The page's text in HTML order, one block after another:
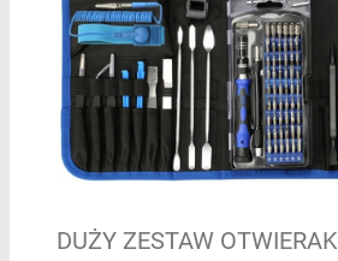
DUŻY ZESTAW